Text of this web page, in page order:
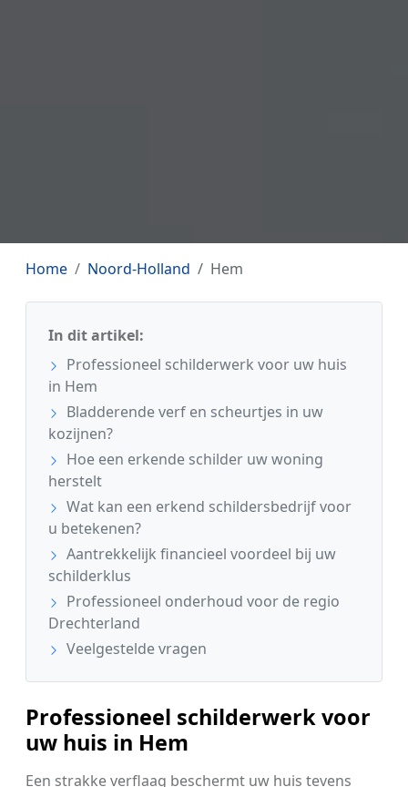
Home Noord-Holland Hem
In dit artikel:
Professioneel schilderwerk voor uw huis
in Hem
Bladderende verf en scheurtjes in uw
kozijnen?
Hoe een erkende schilder uw woning
herstelt
Wat kan een erkend schildersbedrijf voor
u betekenen?
Aantrekkelijk financieel voordeel bij uw
schilderklus
Professioneel onderhoud voor de regio
Drechterland
Veelgestelde vragen
Professioneel schilderwerk voor
uw huis in Hem
Een strakke verflaag beschermt uw huis tevens